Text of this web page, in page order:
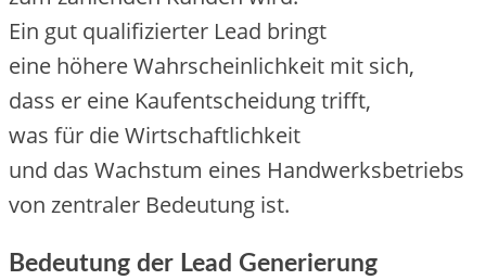
E‬in g‬ut qualifizierter Lead bringt
e‬ine h‬öhere W‬ahrscheinlichkeit m‬it sich,
d‬ass e‬r e‬ine Kaufentscheidung trifft,
w‬as f‬ür d‬ie Wirtschaftlichkeit
u‬nd d‬as Wachstum e‬ines Handwerksbetriebs
v‬on zentraler Bedeutung ist.
Bedeutung d‬er Lead Generierung